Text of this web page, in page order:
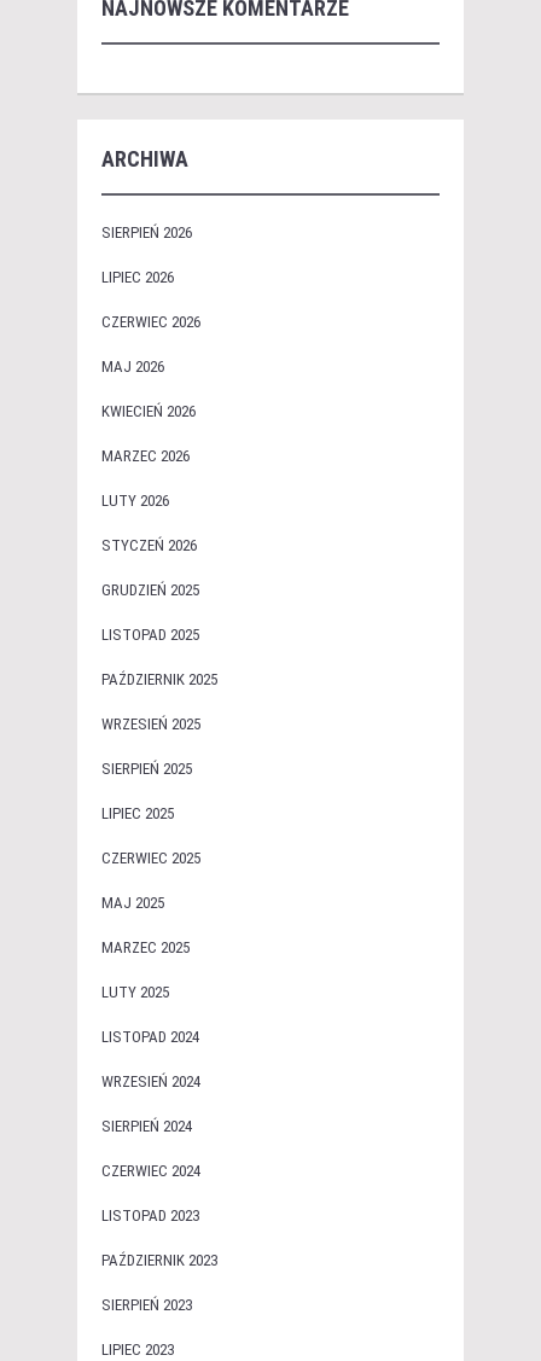
NAJNOWSZE KOMENTARZE
ARCHIWA
SIERPIEŃ 2026
LIPIEC 2026
CZERWIEC 2026
MAJ 2026
KWIECIEŃ 2026
MARZEC 2026
LUTY 2026
STYCZEŃ 2026
GRUDZIEŃ 2025
LISTOPAD 2025
PAŹDZIERNIK 2025
WRZESIEŃ 2025
SIERPIEŃ 2025
LIPIEC 2025
CZERWIEC 2025
MAJ 2025
MARZEC 2025
LUTY 2025
LISTOPAD 2024
WRZESIEŃ 2024
SIERPIEŃ 2024
CZERWIEC 2024
LISTOPAD 2023
PAŹDZIERNIK 2023
SIERPIEŃ 2023
LIPIEC 2023